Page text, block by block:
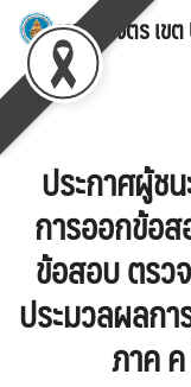
Skip
content
สพป.พิจิตร เข
Search
for:
ประกาศผู้ช
การออกข้อ
ข้อสอบ ตรว
ประมวลผลกา
ภาค ค